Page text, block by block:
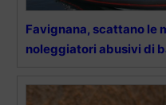
Favignana, scattano le
noleggiatori abusivi di